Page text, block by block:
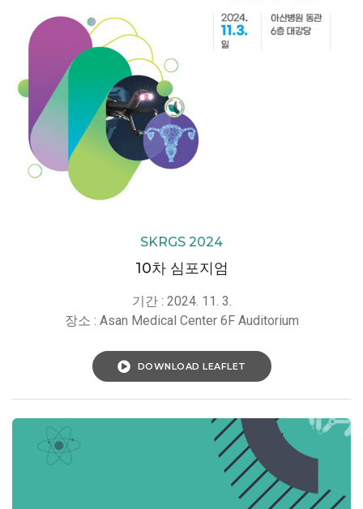
SKRGS 2024
10차 심포지엄
기간 : 2024. 11. 3.
장소 : Asan Medical Center 6F Auditorium
DOWNLOAD LEAFLET